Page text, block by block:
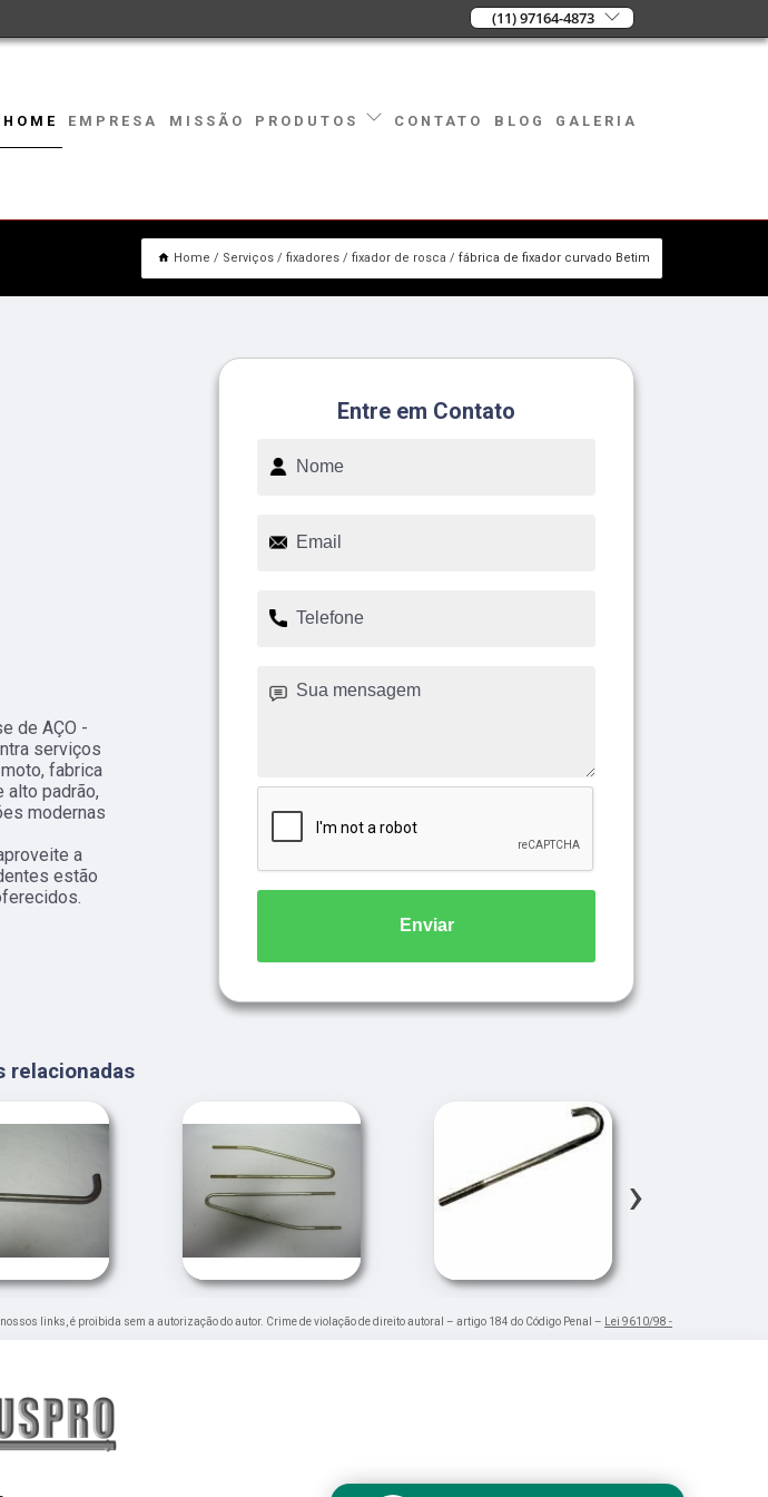
(11) 97164-4873
HOME EMPRESA MISSÃO PRODUTOS CONTATO BLOG GALERIA
Home Serviços fixadores fixador de rosca fábrica de fixador curvado Betim
de AÇO -
serviços
fabrica
alto padrão,
modernas
a
estão
Entre em Contato
Enviar
relacionadas
›
links, é proibida sem a autorização do autor. Crime de violação de direito autoral – artigo 184 do Código Penal –
Lei 9610/98 -